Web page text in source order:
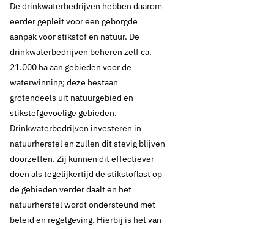
De drinkwaterbedrijven hebben daarom
eerder gepleit voor een geborgde
aanpak voor stikstof en natuur. De
drinkwaterbedrijven beheren zelf ca.
21.000 ha aan gebieden voor de
waterwinning; deze bestaan
grotendeels uit natuurgebied en
stikstofgevoelige gebieden.
Drinkwaterbedrijven investeren in
natuurherstel en zullen dit stevig blijven
doorzetten. Zij kunnen dit effectiever
doen als tegelijkertijd de stikstoflast op
de gebieden verder daalt en het
natuurherstel wordt ondersteund met
beleid en regelgeving. Hierbij is het van